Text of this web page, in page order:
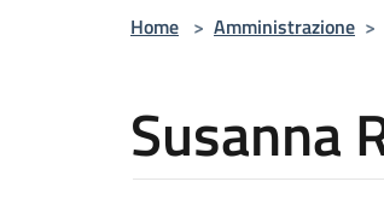
Home > Amministrazione >
Susanna